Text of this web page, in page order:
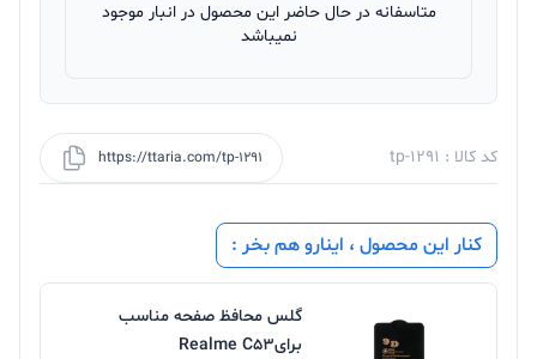
متاسفانه در حال حاضر این محصول در انبار موجود
نمیباشد
کد کالا : tp-1291 https://ttaria.com/tp-1291
کنار این محصول ، اینارو هم بخر :
گلس محافظ صفحه مناسب
برایRealme C53